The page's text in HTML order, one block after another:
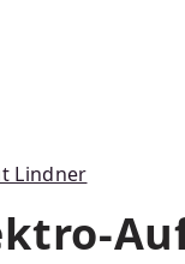
Lindner